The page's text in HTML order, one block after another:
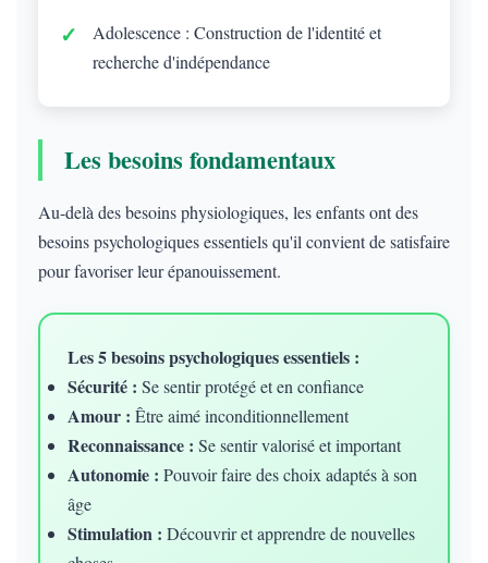
Adolescence : Construction de l'identité et
recherche d'indépendance
Les besoins fondamentaux
Au-delà des besoins physiologiques, les enfants ont des
besoins psychologiques essentiels qu'il convient de satisfaire
pour favoriser leur épanouissement.
Les 5 besoins psychologiques essentiels :
Sécurité : Se sentir protégé et en confiance
Amour : Être aimé inconditionnellement
Reconnaissance : Se sentir valorisé et important
Autonomie : Pouvoir faire des choix adaptés à son
âge
Stimulation : Découvrir et apprendre de nouvelles